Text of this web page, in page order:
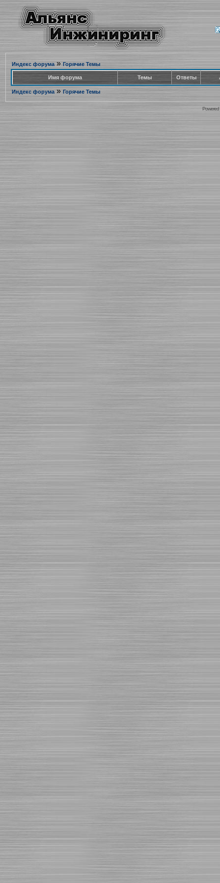
Индекс форума» Горячие Темы
Имя форума Темы Ответы
Индекс форума» Горячие Темы